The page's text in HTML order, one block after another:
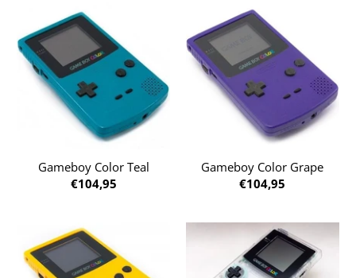
Gameboy Color Teal
€104,95
Gameboy Color Grape
€104,95